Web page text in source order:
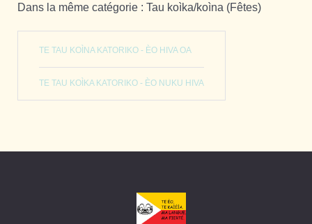
Dans la même catégorie : Tau koìka/koìna (Fêtes)
TE TAU KOÌNA KATORIKO - ÈO HIVA OA
TE TAU KOÌKA KATORIKO - ÈO NUKU HIVA